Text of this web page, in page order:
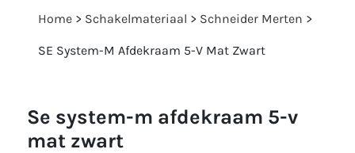
Home > Schakelmateriaal > Schneider Merten >
SE System-M Afdekraam 5-V Mat Zwart
se system-m afdekraam 5-v
mat zwart